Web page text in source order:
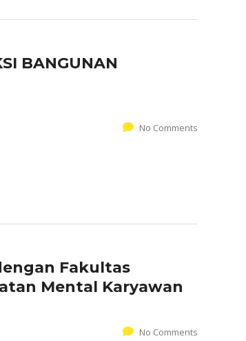
BANGUNAN
No Comments
Fakultas
Mental Karyawan
No Comments